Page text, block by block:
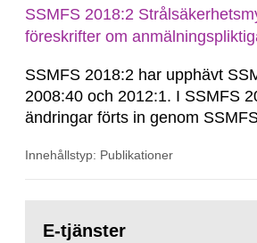
SSMFS 2018:2
föreskrifter om
SSMFS 2018:2 har upphävt
2008:40 och 2012:1. I SSMFS
ändringar förts in genom
Innehållstyp: Publikationer
sida:E-tjänster